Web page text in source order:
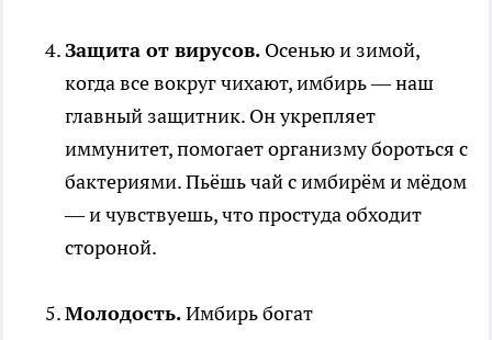
Защита от вирусов. Осенью и зимой,
когда все вокруг чихают, имбирь — наш
главный защитник. Он укрепляет
иммунитет, помогает организму бороться с
бактериями. Пьёшь чай с имбирём и мёдом
— и чувствуешь, что простуда обходит
стороной.
Молодость.Имбирь богат